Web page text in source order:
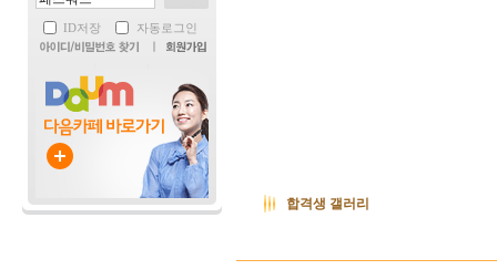
ID저장 자동로그인
합격생 갤러리